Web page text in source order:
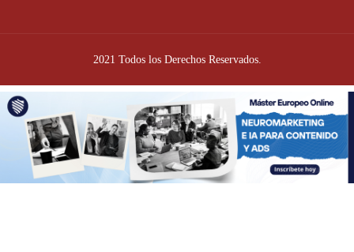
2021 Todos los Derechos Reservados.